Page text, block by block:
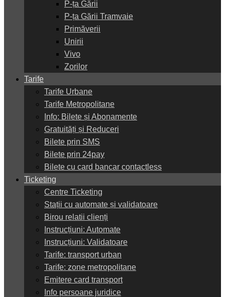
P-ța Gării
P-ța Gării Tramvaie
Primăverii
Unirii
Vivo
Zorilor
Tarife
Tarife Urbane
Tarife Metropolitane
Info: Bilete și Abonamente
Gratuități și Reduceri
Bilete prin SMS
Bilete prin 24pay
Bilete cu card bancar contactless
Ticketing
Centre Ticketing
Stații cu automate și validatoare
Birou relatii clienți
Instrucțiuni: Automate
Instrucțiuni: Validatoare
Tarife: transport urban
Tarife: zone metropolitane
Emitere card transport
Info persoane juridice